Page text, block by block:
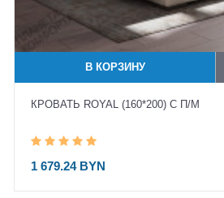
В КОРЗИНУ
КРОВАТЬ ROYAL (160*200) С П/М
1 679.24 BYN